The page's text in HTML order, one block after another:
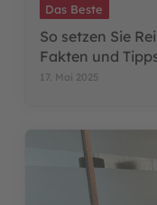
Das Beste
So setzen Sie
Fakten und
17. Mai 2025